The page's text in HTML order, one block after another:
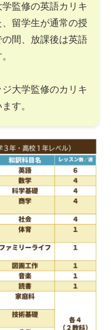
監修の英語カリキ
留学生が通常の授
間、放課後は英語
大学監修のカリキ
す。